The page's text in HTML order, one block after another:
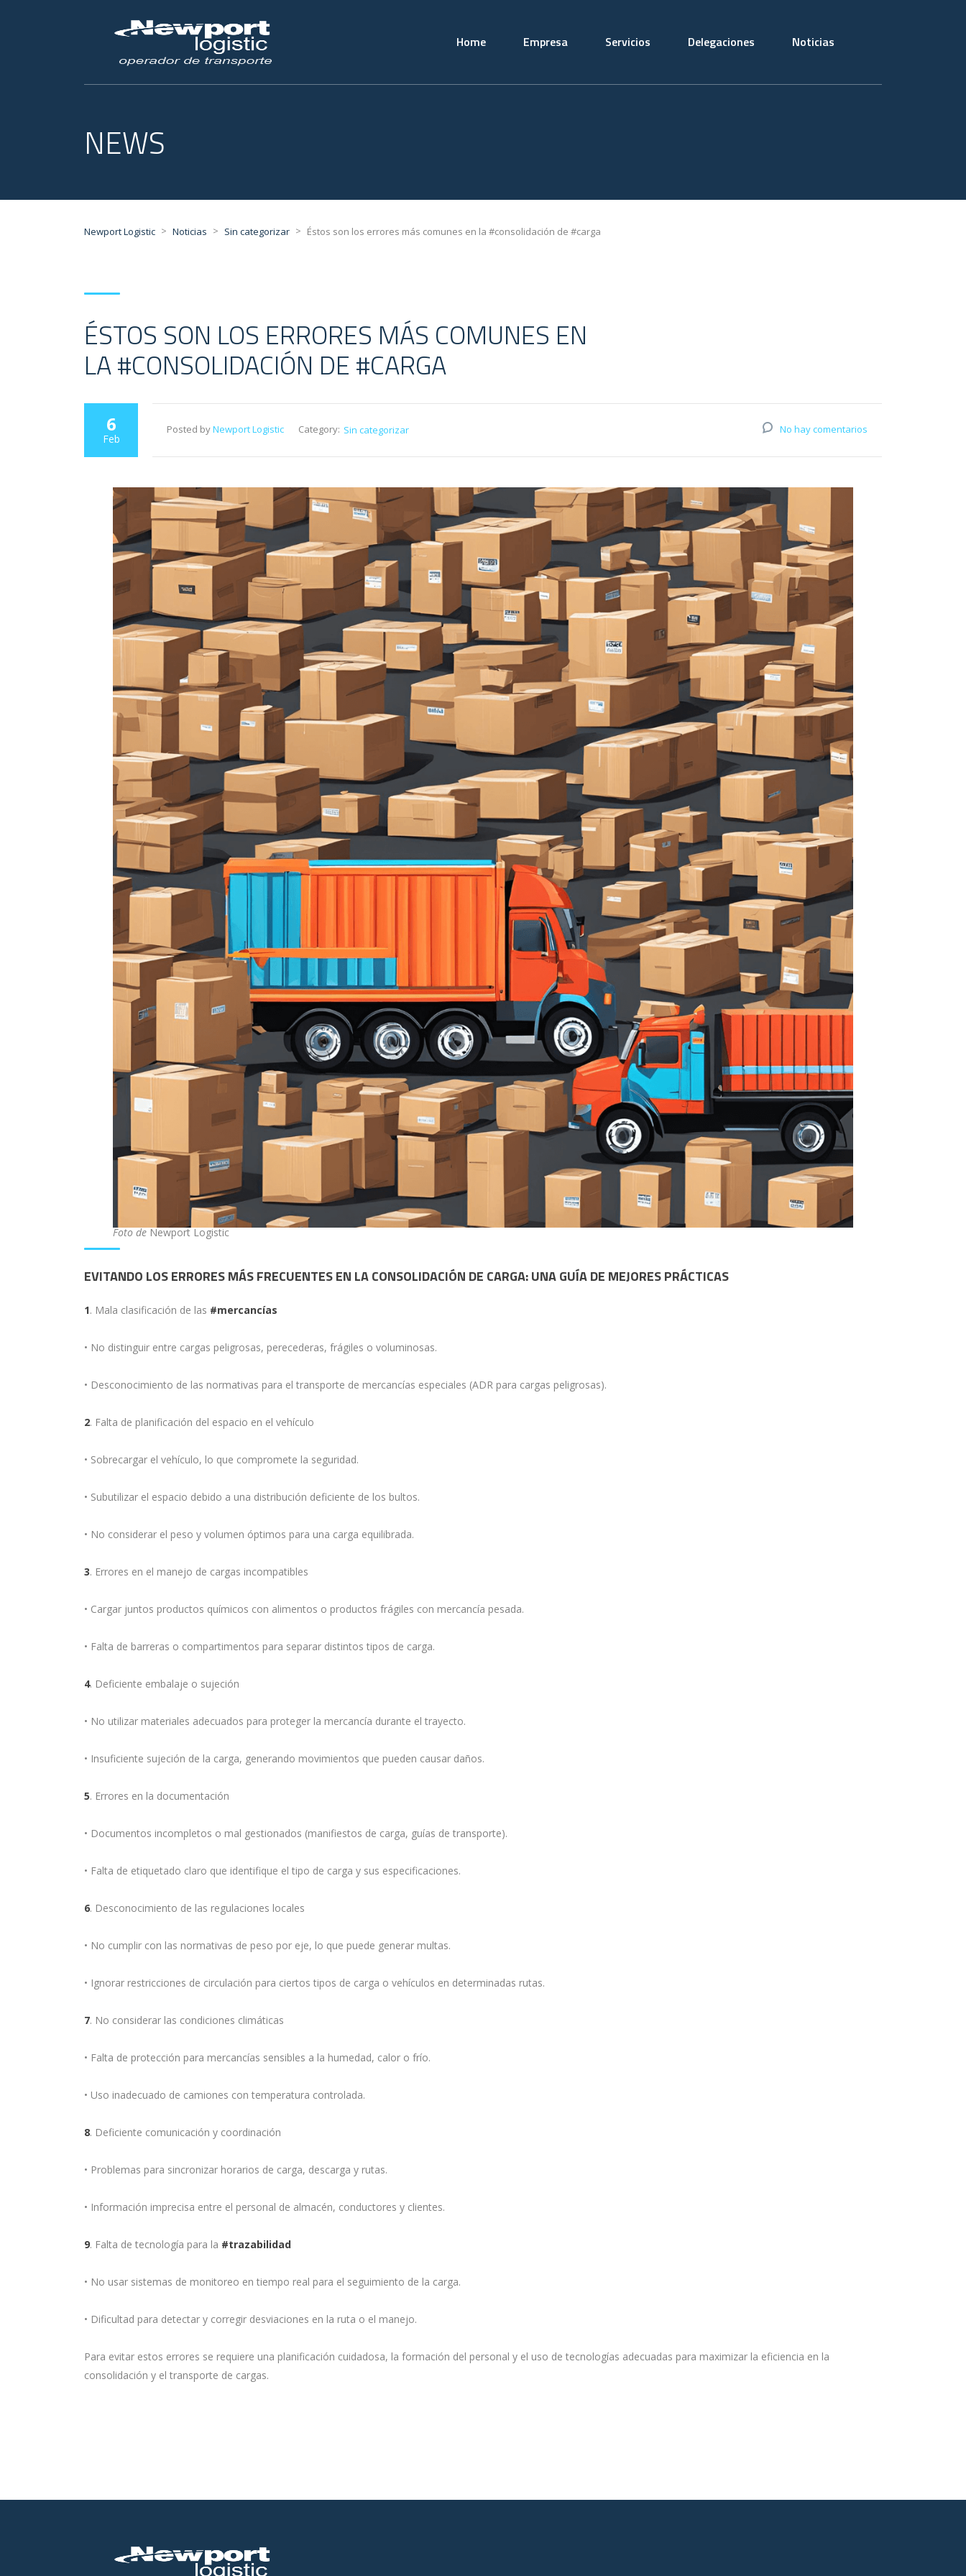
Home Empresa Servicios Delegaciones Noticias
NEWS
Newport Logistic > Noticias > Sin categorizar > Éstos son los errores más comunes en la #consolidación de #carga
ÉSTOS SON LOS ERRORES MÁS COMUNES EN
LA #CONSOLIDACIÓN DE #CARGA
6
Feb
Posted byNewport Logistic Category: Sin categorizar No hay comentarios
Foto deNewport Logistic
EVITANDO LOS ERRORES MÁS FRECUENTES EN LA CONSOLIDACIÓN DE CARGA: UNA GUÍA DE MEJORES PRÁCTICAS
1. Mala clasificación de las #mercancías
• No distinguir entre cargas peligrosas, perecederas, frágiles o voluminosas.
• Desconocimiento de las normativas para el transporte de mercancías especiales (ADR para cargas peligrosas).
2. Falta de planificación del espacio en el vehículo
• Sobrecargar el vehículo, lo que compromete la seguridad.
• Subutilizar el espacio debido a una distribución deficiente de los bultos.
• No considerar el peso y volumen óptimos para una carga equilibrada.
3. Errores en el manejo de cargas incompatibles
• Cargar juntos productos químicos con alimentos o productos frágiles con mercancía pesada.
• Falta de barreras o compartimentos para separar distintos tipos de carga.
4. Deficiente embalaje o sujeción
• No utilizar materiales adecuados para proteger la mercancía durante el trayecto.
• Insuficiente sujeción de la carga, generando movimientos que pueden causar daños.
5. Errores en la documentación
• Documentos incompletos o mal gestionados (manifiestos de carga, guías de transporte).
• Falta de etiquetado claro que identifique el tipo de carga y sus especificaciones.
6. Desconocimiento de las regulaciones locales
• No cumplir con las normativas de peso por eje, lo que puede generar multas.
• Ignorar restricciones de circulación para ciertos tipos de carga o vehículos en determinadas rutas.
7. No considerar las condiciones climáticas
• Falta de protección para mercancías sensibles a la humedad, calor o frío.
• Uso inadecuado de camiones con temperatura controlada.
8. Deficiente comunicación y coordinación
• Problemas para sincronizar horarios de carga, descarga y rutas.
• Información imprecisa entre el personal de almacén, conductores y clientes.
9. Falta de tecnología para la #trazabilidad
• No usar sistemas de monitoreo en tiempo real para el seguimiento de la carga.
• Dificultad para detectar y corregir desviaciones en la ruta o el manejo.
Para evitar estos errores se requiere una planificación cuidadosa, la formación del personal y el uso de tecnologías adecuadas para maximizar la eficiencia en la
consolidación y el transporte de cargas.